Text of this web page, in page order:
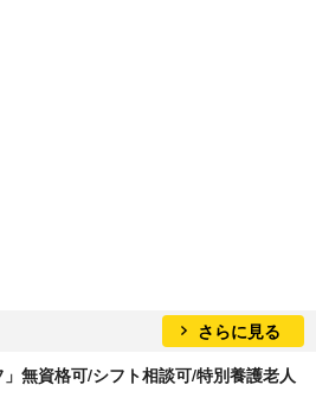
さらに見る
」無資格可/シフト相談可/特別養護老人